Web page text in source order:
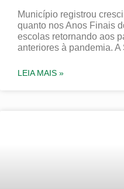
Município registrou
quanto nos Anos Finais
escolas retornando aos
anteriores à pandemia. A
LEIA MAIS »